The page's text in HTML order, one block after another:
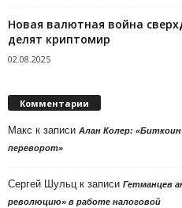
Новая валютная война
делят криптомир
02.08.2025
Комментарии
Макс к записи Алан Колер:
переворот»
Сергей Шульц к записи Гетманцев
революцию» в работе налоговой